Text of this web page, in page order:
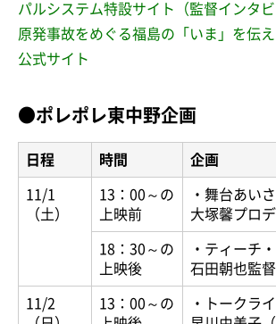
パルシステム特設サイト（監督インタビ
原発事故をめぐる福島の「いま」を伝え
公式サイト
●ポレポレ東中野企画
日程 時間 企画
11/1
（土）
13：00～の
上映前
・舞台あい
大塚馨プロ
18：30～の
上映後
・ティーチ
石田朝也監督
11/2
13：00～の
・トークラ